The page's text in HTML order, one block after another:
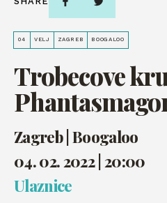
04 VELJ ZAGREB BOOGALOO
Trobecove
Zagreb | Boogaloo
04. 02. 2022 | 20:00
Ulaznice